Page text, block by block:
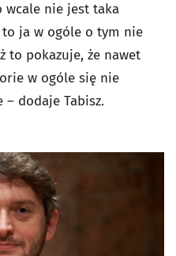
wcale nie jest taka
to ja w ogóle o tym nie
to pokazuje, że nawet
w ogóle się nie
dodaje Tabisz.